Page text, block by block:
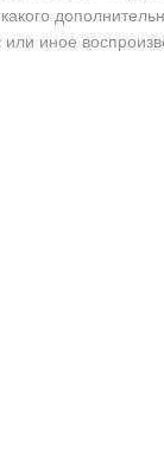
или иное